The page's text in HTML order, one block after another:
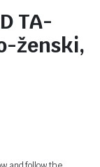
TA-
ženski,